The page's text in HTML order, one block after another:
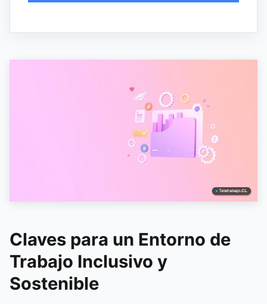
Claves para un Entorno de
Trabajo Inclusivo y
Sostenible